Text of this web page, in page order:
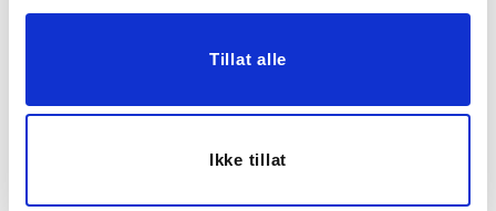
Tillat alle
Ikke tillat